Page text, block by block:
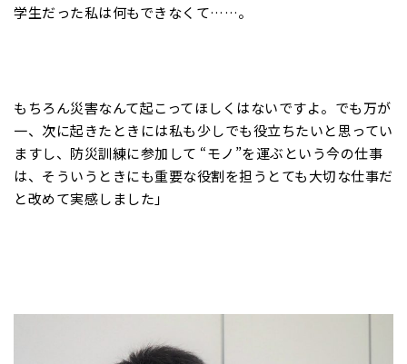
学生だった私は何もできなくて……。
もちろん災害なんて起こってほしくはないですよ。でも万が
一、次に起きたときには私も少しでも役立ちたいと思ってい
ますし、防災訓練に参加して “モノ”を運ぶという今の仕事
は、そういうときにも重要な役割を担うとても大切な仕事だ
と改めて実感しました」